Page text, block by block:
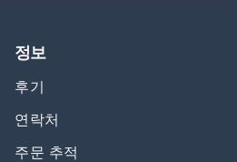
정보
후기
연락처
주문 추적